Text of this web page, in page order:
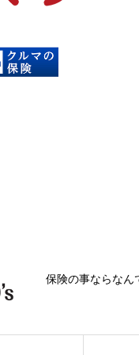
保険の事ならなん